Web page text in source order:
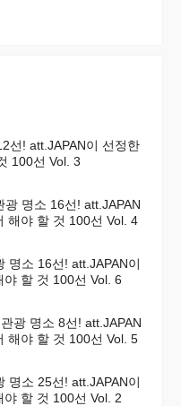
선! att.JAPAN이 선정한
100선 Vol. 3
광 명소 16선! att.JAPAN
해야 할 것 100선 Vol. 4
명소 16선! att.JAPAN이
할 것 100선 Vol. 6
광 명소 8선! att.JAPAN
해야 할 것 100선 Vol. 5
명소 25선! att.JAPAN이
할 것 100선 Vol. 2